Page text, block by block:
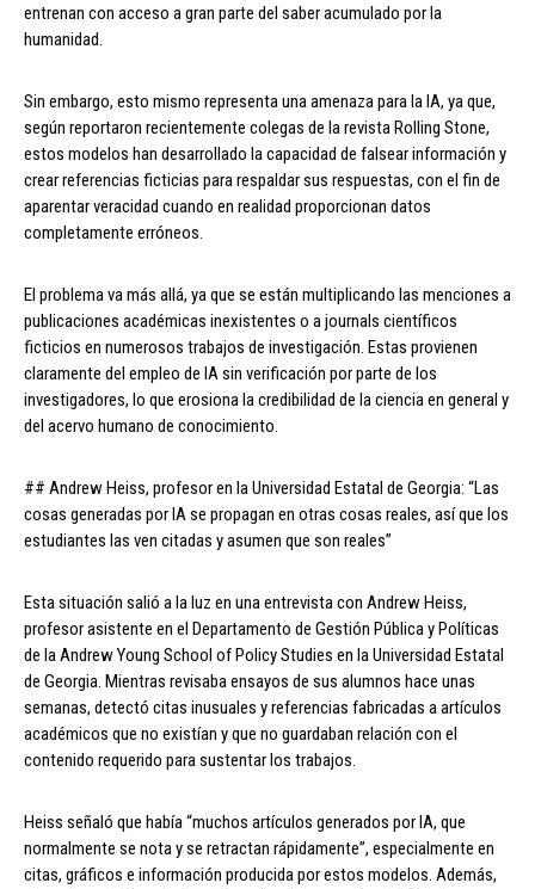
entrenan con acceso a gran parte del saber acumulado por la
humanidad.
Sin embargo, esto mismo representa una amenaza para la IA, ya que,
según reportaron recientemente colegas de la revista Rolling Stone,
estos modelos han desarrollado la capacidad de falsear información y
crear referencias ficticias para respaldar sus respuestas, con el fin de
aparentar veracidad cuando en realidad proporcionan datos
completamente erróneos.
El problema va más allá, ya que se están multiplicando las menciones a
publicaciones académicas inexistentes o a journals científicos
ficticios en numerosos trabajos de investigación. Estas provienen
claramente del empleo de IA sin verificación por parte de los
investigadores, lo que erosiona la credibilidad de la ciencia en general y
del acervo humano de conocimiento.
## Andrew Heiss, profesor en la Universidad Estatal de Georgia: “Las
cosas generadas por IA se propagan en otras cosas reales, así que los
estudiantes las ven citadas y asumen que son reales”
Esta situación salió a la luz en una entrevista con Andrew Heiss,
profesor asistente en el Departamento de Gestión Pública y Políticas
de la Andrew Young School of Policy Studies en la Universidad Estatal
de Georgia. Mientras revisaba ensayos de sus alumnos hace unas
semanas, detectó citas inusuales y referencias fabricadas a artículos
académicos que no existían y que no guardaban relación con el
contenido requerido para sustentar los trabajos.
Heiss señaló que había “muchos artículos generados por IA, que
normalmente se nota y se retractan rápidamente”, especialmente en
citas, gráficos e información producida por estos modelos. Además,